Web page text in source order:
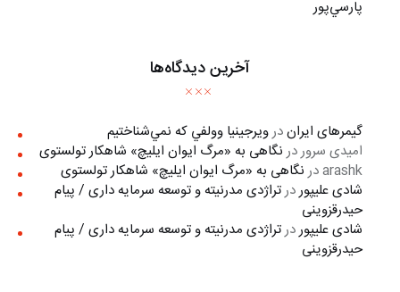
پارسي‌پور
آخرین دیدگاه‌ها
گیمرهای ایراندرويرجينيا وولفي كه نمي‌شناختيم
امیدی سروردرنگاهی به «مرگ ايوان ايليچ» شاهکار تولستوی
arashkدرنگاهی به «مرگ ايوان ايليچ» شاهکار تولستوی
شادی علیپوردرتراژدی مدرنیته و توسعه سرمایه داری / پیام
حیدرقزوینی
شادی علیپوردرتراژدی مدرنیته و توسعه سرمایه داری / پیام
حیدرقزوینی